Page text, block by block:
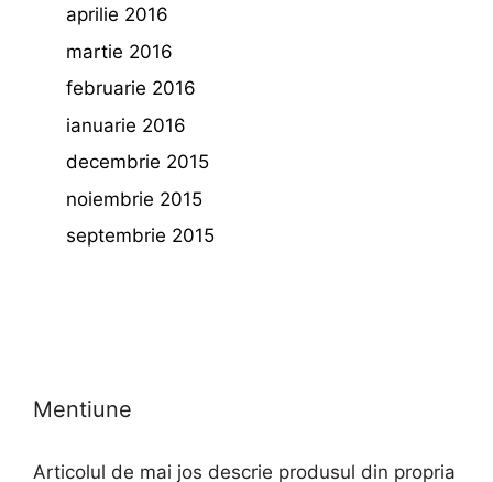
aprilie 2016
martie 2016
februarie 2016
ianuarie 2016
decembrie 2015
noiembrie 2015
septembrie 2015
Mentiune
Articolul de mai jos descrie produsul din propria